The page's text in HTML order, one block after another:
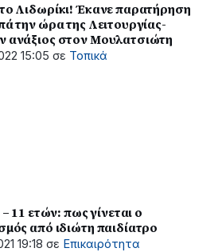
Λιδωρίκι! Έκανε παρατήρηση
την ώρα της Λειτουργίας-
ανάξιος στον Μουλατσιώτη
15:05 σε Τοπικά
11 ετών: πως γίνεται ο
από ιδιώτη παιδίατρο
19:18 σε Επικαιρότητα